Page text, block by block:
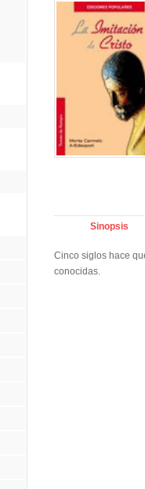
Sinopsis
Cinco siglos hace
conocidas.